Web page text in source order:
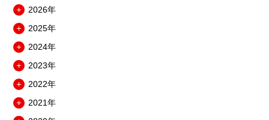
2026年
ニ
ュ
を
開
2025年
ニ
ュ
を
開
2024年
ニ
ュ
を
2023年
ニ
ュ
2022年
ニ 2021年